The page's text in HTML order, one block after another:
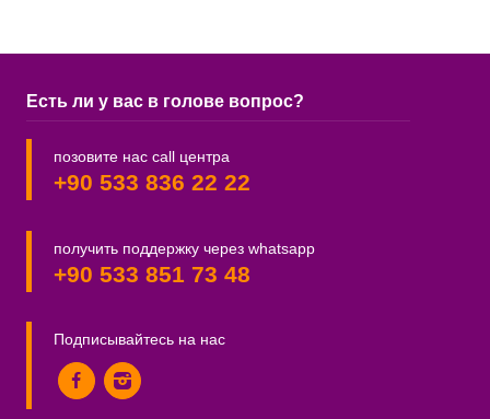
Есть ли у вас в голове вопрос?
позовите нас call центра
+90 533 836 22 22
получить поддержку через whatsapp
+90 533 851 73 48
Подписывайтесь на нас